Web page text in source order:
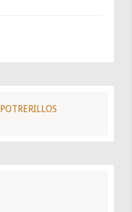
POTRERILLOS